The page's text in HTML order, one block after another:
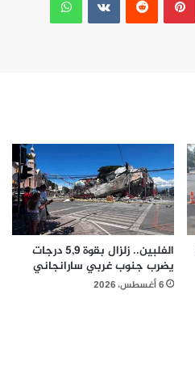
الفلبين.. زلزال بقوة 5,9 درجات
يضرب جنوب غربي سارانجاني
6 أغسطس، 2026